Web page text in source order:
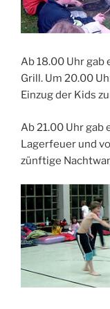
Ab 18.00 Uhr
Grill. Um 20.00
Einzug der Kids
Ab 21.00 Uhr gab
Lagerfeuer und
zünftige